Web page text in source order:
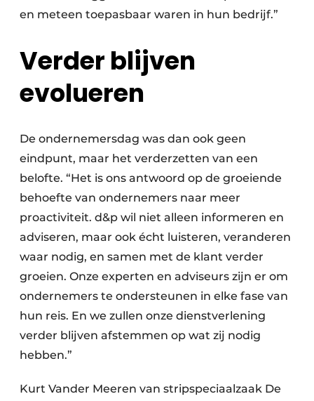
en meteen toepasbaar waren in hun bedrijf.”
Verder blijven
evolueren
De ondernemersdag was dan ook geen
eindpunt, maar het verderzetten van een
belofte. “Het is ons antwoord op de groeiende
behoefte van ondernemers naar meer
proactiviteit. d&p wil niet alleen informeren en
adviseren, maar ook écht luisteren, veranderen
waar nodig, en samen met de klant verder
groeien. Onze experten en adviseurs zijn er om
ondernemers te ondersteunen in elke fase van
hun reis. En we zullen onze dienstverlening
verder blijven afstemmen op wat zij nodig
hebben.”
Kurt Vander Meeren van stripspeciaalzaak De